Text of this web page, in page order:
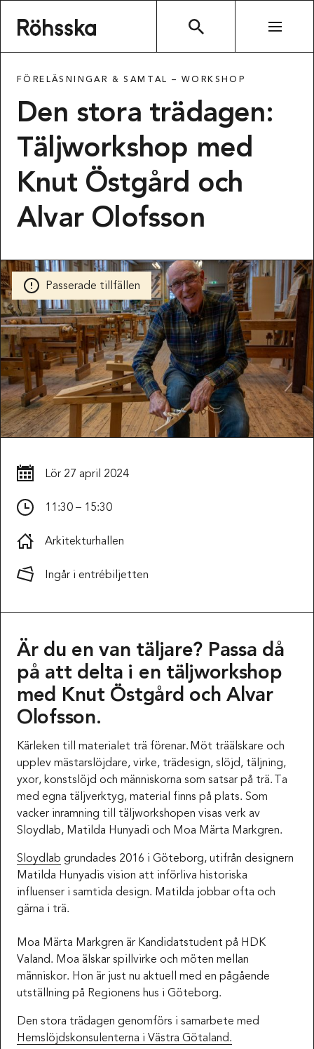
FÖRELÄSNINGAR & SAMTAL –WORKSHOP
Den stora trädagen:
Täljworkshop med
Knut Östgård och
Alvar Olofsson
Passerade tillfällen
Lör 27 april 2024
11:30 – 15:30
Arkitekturhallen
Ingår i entrébiljetten
Är du en van täljare? Passa då
på att delta i en täljworkshop
med Knut Östgård och Alvar
Olofsson.
Kärleken till materialet trä förenar. Möt träälskare och
upplev mästarslöjdare, virke, trädesign, slöjd, täljning,
yxor, konstslöjd och människorna som satsar på trä. Ta
med egna täljverktyg, material finns på plats. Som
vacker inramning till täljworkshopen visas verk av
Sloydlab, Matilda Hunyadi och Moa Märta Markgren.
Sloydlab grundades 2016 i Göteborg, utifrån designern
Matilda Hunyadis vision att införliva historiska
influenser i samtida design. Matilda jobbar ofta och
gärna i trä.
Moa Märta Markgren är Kandidatstudent på HDK
Valand. Moa älskar spillvirke och möten mellan
människor. Hon är just nu aktuell med en pågående
utställning på Regionens hus i Göteborg.
Den stora trädagen genomförs i samarbete med
Hemslöjdskonsulenterna i Västra Götaland.